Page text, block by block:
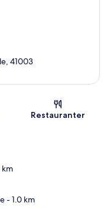
41003
Restauranter
km
- 1.0 km